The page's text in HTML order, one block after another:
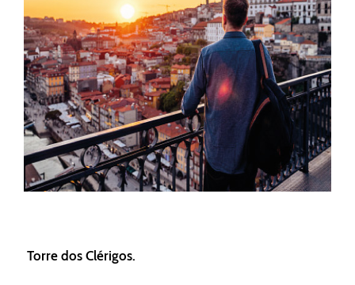
Torre dos Clérigos.